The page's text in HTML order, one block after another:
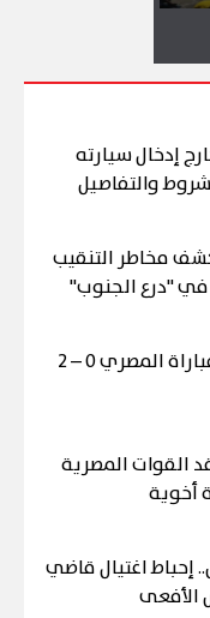
إدخال سيارته
والتفاصيل
مخاطر التنقيب
"درع الجنوب"
شاهد فيديو أهداف مباراة المصري 0 – 2
القوات المصرية
أخوية
إحباط اغتيال قاضي